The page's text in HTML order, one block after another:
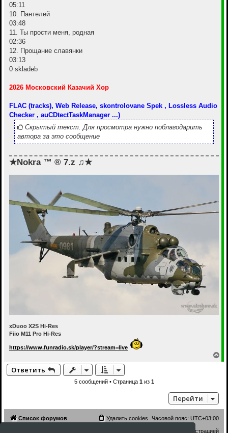
05:11
10. Пантелей
03:48
11. Ты прости меня, родная
02:36
12. Прощание славянки
03:13
0 skladeb
2026 Московский Казачий Хор
FLAC (tracks), Web Release, skontrolovane Spek , Lossless Audio
Checker , auCDtectTaskManager ...)
Скрытый текст. Для просмотра нужно поблагодарить
автора за это сообщение
★Nokra ™ ® 7.z ♫★
xDuoo X2S Hi-Res
Fiio M11 Pro Hi-Res
https://www.funradio.sk/player/?stream=live
е
Ответить
5 сообщений • Страница 1из 1
Перейти
Список форумов Часовой пояс: UTC+03:00
Удалить cookies
Связаться с администрацией